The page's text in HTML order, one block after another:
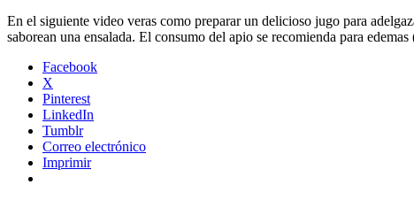
En el siguiente video veras como preparar un delicioso jugo para
saborean una ensalada. El consumo del apio se recomienda para
Facebook
X
Pinterest
LinkedIn
Tumblr
Correo electrónico
Imprimir